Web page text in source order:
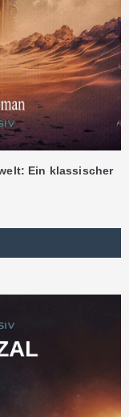
Ein klassischer